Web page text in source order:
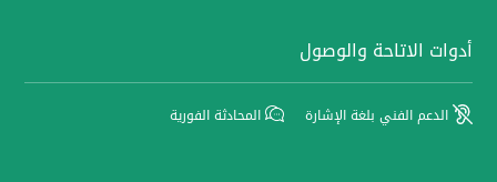
أدوات الاتاحة والوصول
الدعم الفني بلغة الإشارة المحادثة الفورية